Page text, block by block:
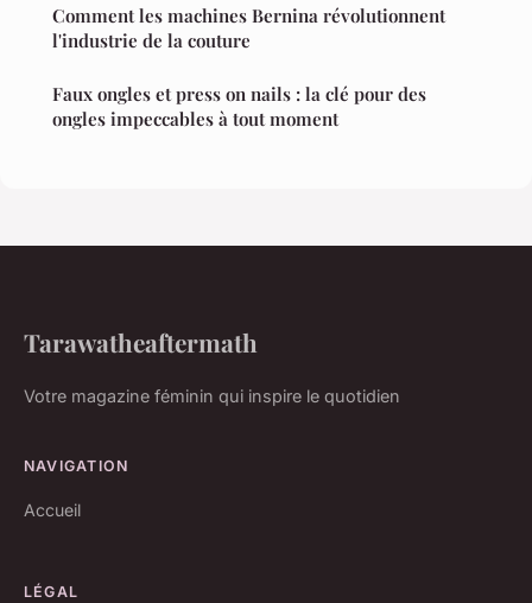
Comment les machines Bernina révolutionnent
l'industrie de la couture
Faux ongles et press on nails : la clé pour des
ongles impeccables à tout moment
Tarawatheaftermath
Votre magazine féminin qui inspire le quotidien
NAVIGATION
Accueil
LÉGAL